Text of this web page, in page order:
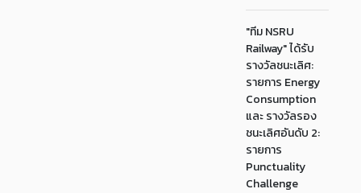
"ทีม NSRU
Railway" ได้รับ
รางวัลชนะเลิศ:
รายการ Energy
Consumption
และ รางวัลรอง
ชนะเลิศอันดับ 2:
รายการ
Punctuality
Challenge